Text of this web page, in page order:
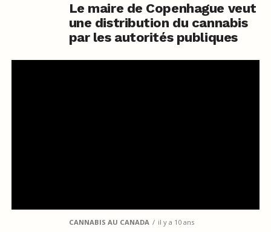
Le maire de Copenhague veut
une distribution du cannabis
par les autorités publiques
CANNABIS AU CANADA il y a 10 ans